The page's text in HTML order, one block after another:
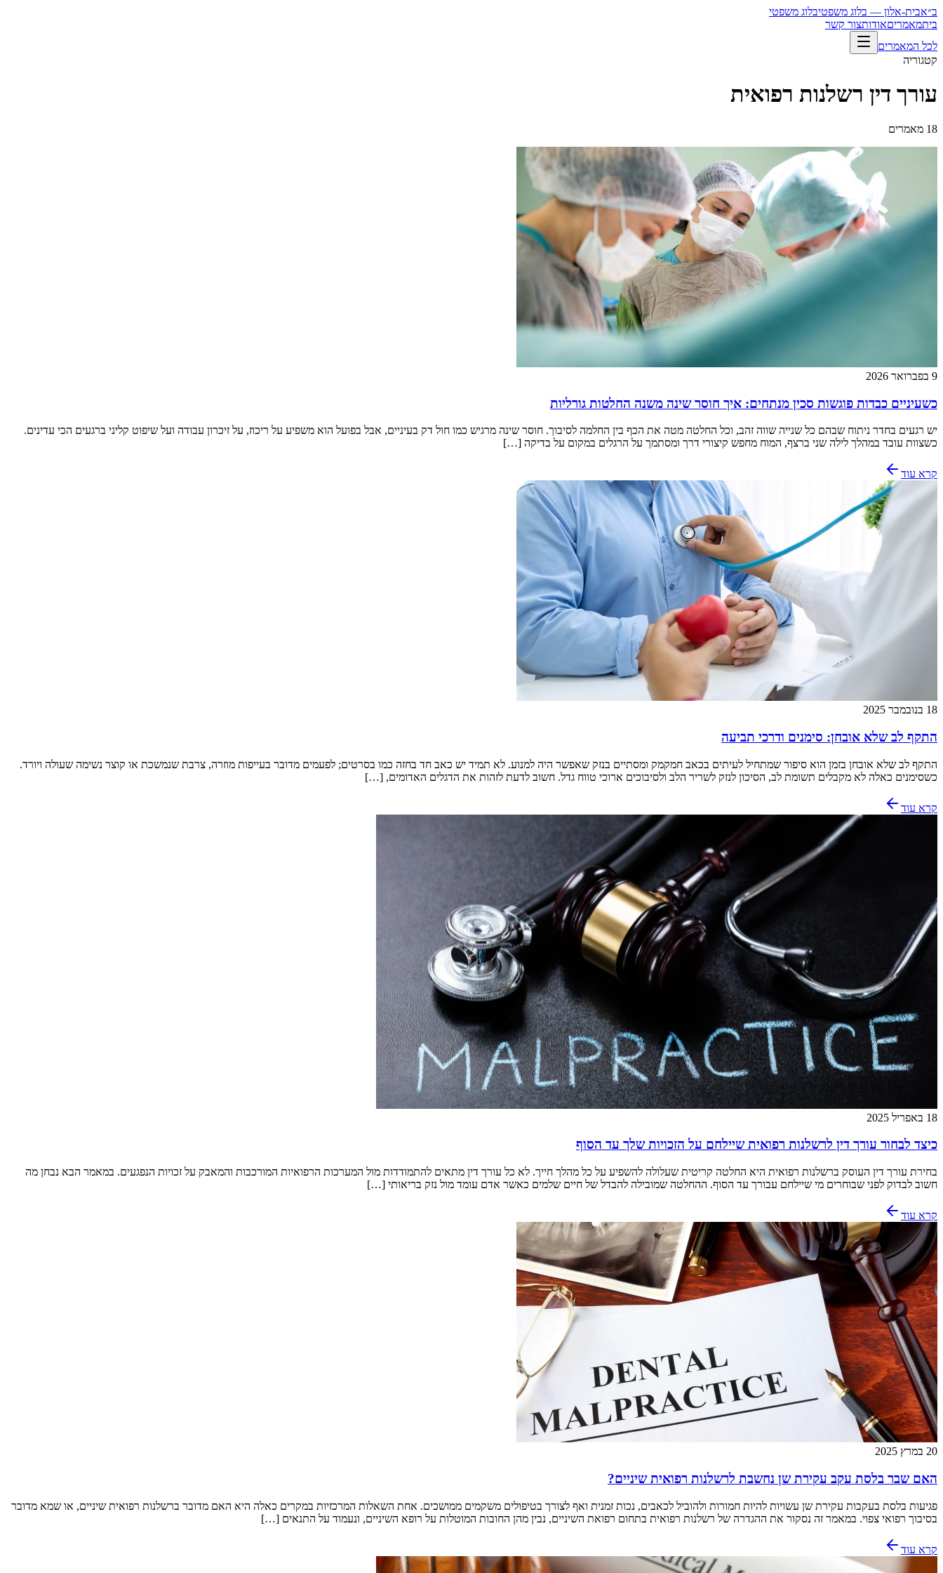
ב״אבית-אלון — בלוג משפטיבלוג משפטי
ביתמאמריםאודותצור קשר
לכל המאמרים
קטגוריה
עורך דין רשלנות רפואית
18 מאמרים
9 בפברואר 2026
כשעיניים כבדות פוגשות סכין מנתחים: איך חוסר שינה משנה החלטות גורליות
יש רגעים בחדר ניתוח שבהם כל שנייה שווה זהב, וכל החלטה מטה את הכף בין החלמה לסיבוך. חוסר שינה מרגיש כמו חול דק בעיניים, אבל בפועל הוא משפיע על ריכוז, על זיכרון עבודה ועל שיפוט קליני ברגעים הכי עדינים.
כשצוות עובד במהלך לילה שני ברצף, המוח מחפש קיצורי דרך ומסתמך על הרגלים במקום על בדיקה […]
קרא עוד
18 בנובמבר 2025
התקף לב שלא אובחן: סימנים ודרכי תביעה
התקף לב שלא אובחן בזמן הוא סיפור שמתחיל לעיתים בכאב חמקמק ומסתיים בנזק שאפשר היה למנוע. לא תמיד יש כאב חד בחזה כמו בסרטים; לפעמים מדובר בעייפות מוזרה, צרבת שנמשכת או קוצר נשימה שעולה ויורד.
כשסימנים כאלה לא מקבלים תשומת לב, הסיכון לנזק לשריר הלב ולסיבוכים ארוכי טווח גדל. חשוב לדעת לזהות את הדגלים האדומים, […]
קרא עוד
18 באפריל 2025
כיצד לבחור עורך דין לרשלנות רפואית שיילחם על הזכויות שלך עד הסוף
בחירת עורך דין העוסק ברשלנות רפואית היא החלטה קריטית שעלולה להשפיע על כל מהלך חייך. לא כל עורך דין מתאים להתמודדות מול המערכות הרפואיות המורכבות והמאבק על זכויות הנפגעים. במאמר הבא נבחן מה
חשוב לבדוק לפני שבוחרים מי שיילחם עבורך עד הסוף. ההחלטה שמובילה להבדל של חיים שלמים כאשר אדם עומד מול נזק בריאותי […]
קרא עוד
20 במרץ 2025
האם שבר בלסת עקב עקירת שן נחשבת לרשלנות רפואית שיניים?
פגיעות בלסת בעקבות עקירת שן עשויות להיות חמורות ולהוביל לכאבים, נכות זמנית ואף לצורך בטיפולים משקמים ממושכים. אחת השאלות המרכזיות במקרים כאלה היא האם מדובר ברשלנות רפואית שיניים, או שמא מדובר
בסיבוך רפואי צפוי. במאמר זה נסקור את ההגדרה של רשלנות רפואית בתחום רפואת השיניים, נבין מהן החובות המוטלות על רופא השיניים, ונעמוד על התנאים […]
קרא עוד